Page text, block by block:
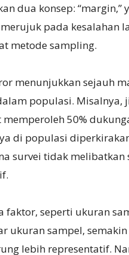
dua konsep: “margin,”
pada kesalahan
metode sampling.
menunjukkan sejauh
populasi. Misalnya,
50%
di populasi
survei tidak
faktor, seperti ukuran
ukuran sampel,
lebih representatif.